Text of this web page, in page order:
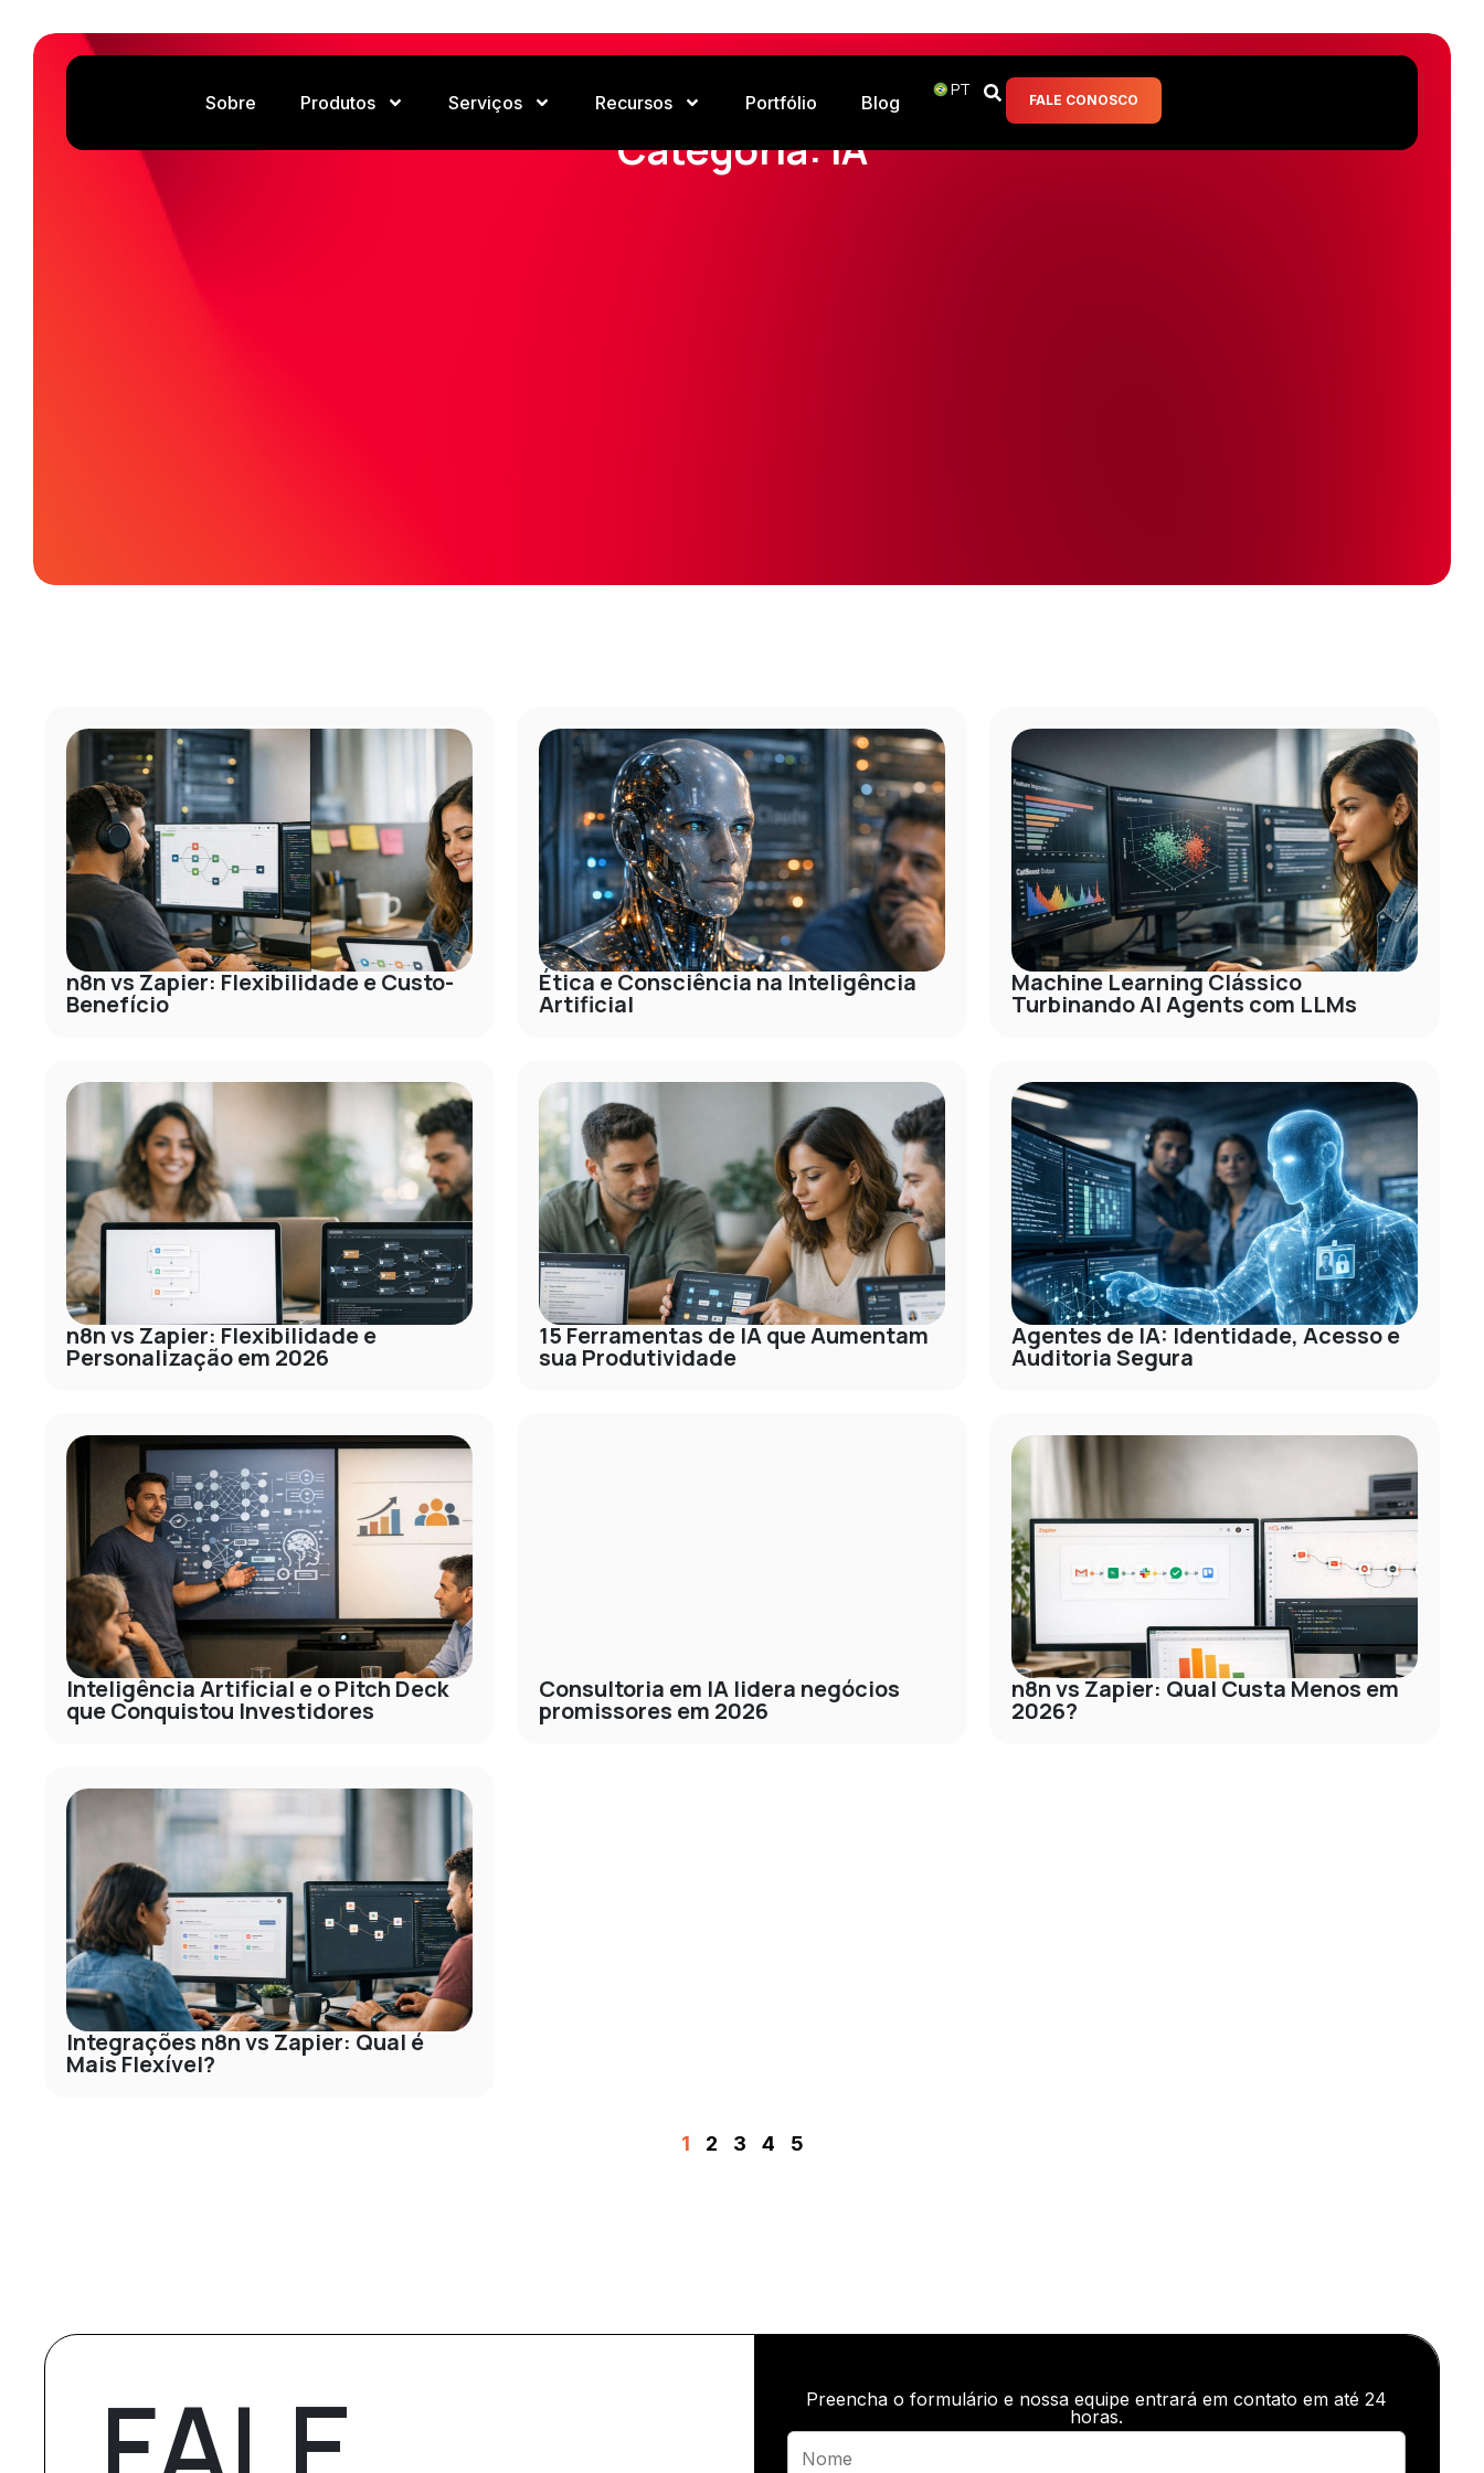
Sobre Produtos Serviços Recursos Portfólio Blog
PT
FALE CONOSCO
Categoria: IA
n8n vs Zapier: Flexibilidade e Custo-
Benefício
Ética e Consciência na Inteligência
Artificial
Machine Learning Clássico
Turbinando AI Agents com LLMs
n8n vs Zapier: Flexibilidade e
Personalização em 2026
15 Ferramentas de IA que Aumentam
sua Produtividade
Agentes de IA: Identidade, Acesso e
Auditoria Segura
Inteligência Artificial e o Pitch Deck
que Conquistou Investidores
Consultoria em IA lidera negócios
promissores em 2026
n8n vs Zapier: Qual Custa Menos em
2026?
Integrações n8n vs Zapier: Qual é
Mais Flexível?
1 2 3 4 5
Preencha o formulário e nossa equipe entrará em contato em até 24
horas.